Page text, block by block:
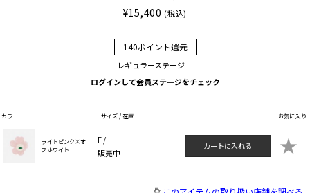
¥15,400 (税込)
140ポイント還元
レギュラーステージ
ログインして会員ステージをチェック
カラー サイズ / 在庫 お気に入り
ライトピンク×オ
フホワイト
F /
販売中
カートに入れる ★